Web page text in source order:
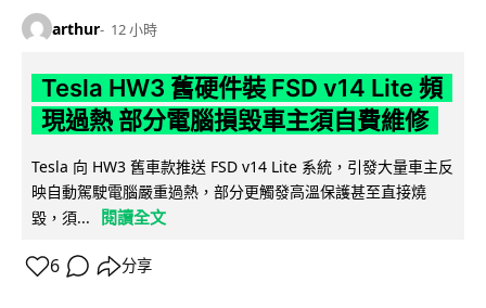
arthur 12 小時
Tesla HW3 舊硬件裝 FSD v14 Lite 頻
現過熱 部分電腦損毀車主須自費維修
Tesla 向 HW3 舊車款推送 FSD v14 Lite 系統，引發大量車主反
映自動駕駛電腦嚴重過熱，部分更觸發高溫保護甚至直接燒
毀，須...
閱讀全文
6 分享